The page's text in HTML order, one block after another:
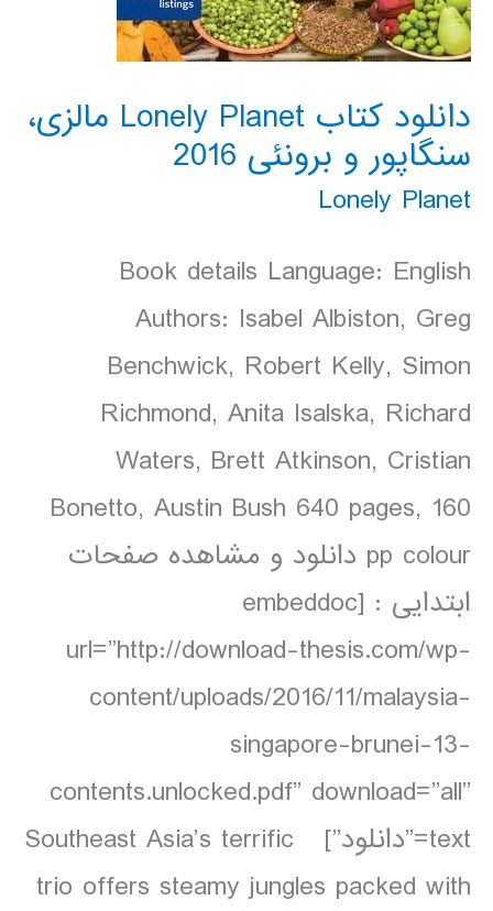
دانلود کتاب Lonely Planet مالزی،
سنگاپور و برونئی 2016
Lonely Planet
Book details Language: English
Authors: Isabel Albiston, Greg
Benchwick, Robert Kelly, Simon
Richmond, Anita Isalska, Richard
Waters, Brett Atkinson, Cristian
Bonetto, Austin Bush 640 pages, 160
pp colour دانلود و مشاهده صفحات
ابتدایی : [embeddoc
url=”http://download-thesis.com/wp-
content/uploads/2016/11/malaysia-
singapore-brunei-13-
contents.unlocked.pdf” download=”all”
text=”دانلود”] Southeast Asia’s terrific
trio offers steamy jungles packed with